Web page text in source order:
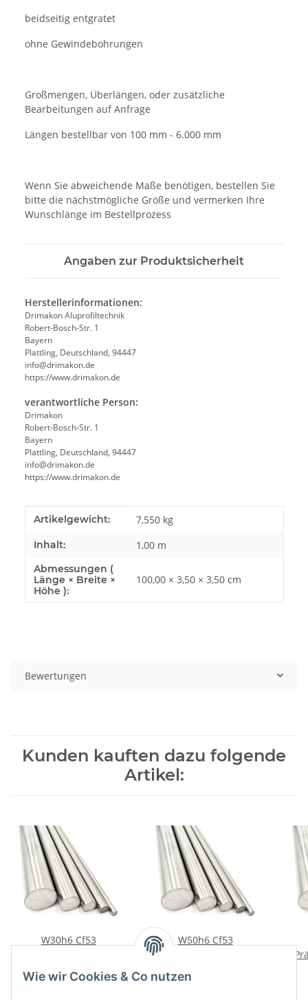
Wie wir Cookies & Co nutzen
beidseitig entgratet
ohne Gewindebohrungen
Großmengen, Überlängen, oder zusätzliche
Bearbeitungen auf Anfrage
Längen bestellbar von 100 mm - 6.000 mm
Wenn Sie abweichende Maße benötigen, bestellen Sie
bitte die nächstmögliche Größe und vermerken Ihre
Wunschlänge im Bestellprozess
Angaben zur Produktsicherheit
Herstellerinformationen:
Drimakon Aluprofiltechnik
Robert-Bosch-Str. 1
Bayern
Plattling, Deutschland, 94447
info@drimakon.de
https://www.drimakon.de
verantwortliche Person:
Drimakon
Robert-Bosch-Str. 1
Bayern
Plattling, Deutschland, 94447
info@drimakon.de
https://www.drimakon.de
Produkteigenschaft
Wert
Artikelgewicht: 7,550 kg
Inhalt: 1,00 m
Abmessungen (
Länge × Breite ×
Höhe ):
100,00 × 3,50 × 3,50 cm
Bewertungen
Kunden kauften dazu folgende
Artikel:
W30h6 Cf53
34,58 €
W50h6 Cf53
Präzisionswelle 900 mm